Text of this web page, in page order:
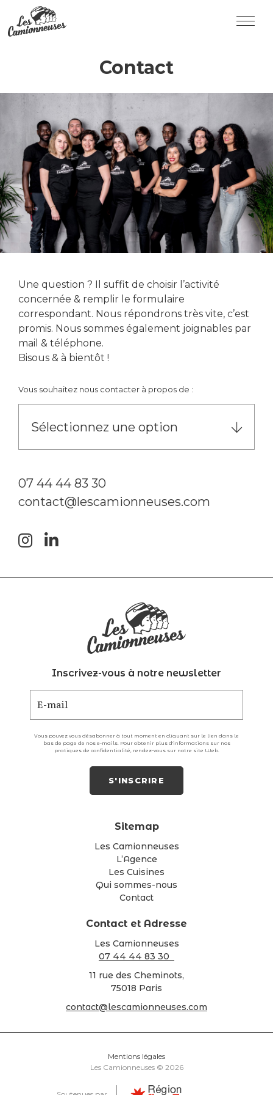
Contact
Une question ? Il suffit de choisir l’activité
concernée & remplir le formulaire
correspondant. Nous répondrons très vite, c’est
promis. Nous sommes également joignables par
mail & téléphone.
Bisous & à bientôt !
Vous souhaitez nous contacter à propos de :
Sélectionnez une option
07 44 44 83 30
contact@lescamionneuses.com
Inscrivez-vous à notre newsletter
Vous pouvez vous désabonner à tout moment en cliquant sur le lien dans le
bas de page de nos e-mails. Pour obtenir plus d'informations sur nos
pratiques de confidentialité, rendez-vous sur notre site Web.
Sitemap
Les Camionneuses
L’Agence
Les Cuisines
Qui sommes-nous
Contact
Contact et Adresse
Les Camionneuses
07 44 44 83 30
11 rue des Cheminots,
75018 Paris
contact@lescamionneuses.com
Mentions légales
Les Camionneuses © 2026